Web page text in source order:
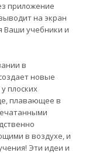
приложение
на экран
Ваши учебники и
в
новые
плоских
плавающее в
в воздухе, и
Эти идеи и